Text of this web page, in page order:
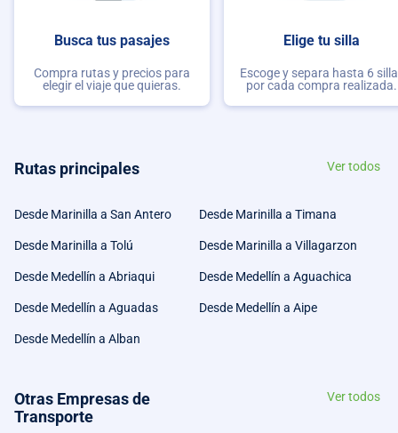
Busca tus pasajes
Compra rutas y precios para
elegir el viaje que quieras.
Elige tu silla
Escoge y separa hasta 6
por cada compra realizada.
Rutas principales Ver todos
Desde Marinilla a San Antero Desde Marinilla a Timana
Desde Marinilla a Tolú Desde Marinilla a Villagarzon
Desde Medellín a Abriaqui Desde Medellín a Aguachica
Desde Medellín a Aguadas Desde Medellín a Aipe
Desde Medellín a Alban
Otras Empresas de
Transporte
Ver todos